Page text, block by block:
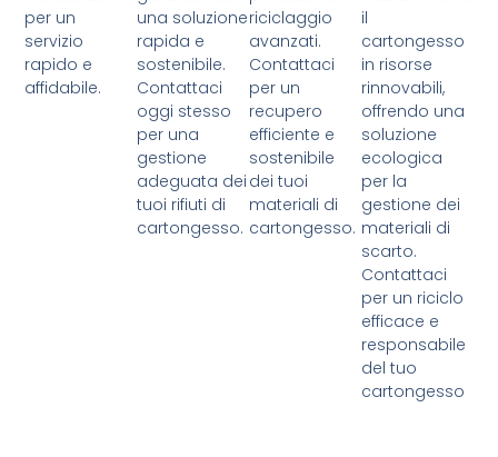
per un
servizio
rapido e
affidabile.
una soluzione
rapida e
sostenibile.
Contattaci
oggi stesso
per una
gestione
adeguata dei
tuoi rifiuti di
cartongesso.
riciclaggio
avanzati.
Contattaci
per un
recupero
efficiente e
sostenibile
dei tuoi
materiali di
cartongesso.
il
cartongesso
in risorse
rinnovabili,
offrendo una
soluzione
ecologica
per la
gestione dei
materiali di
scarto.
Contattaci
per un riciclo
efficace e
responsabile
del tuo
cartongesso